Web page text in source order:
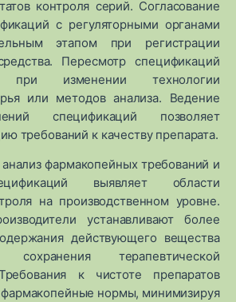
контроля серий. Согласование
с регуляторными органами
этапом при регистрации
Пересмотр спецификаций
при изменении технологии
или методов анализа. Ведение
спецификаций позволяет
требований к качеству препарата.
фармакопейных требований и
выявляет области
на производственном уровне.
устанавливают более
действующего вещества
терапевтической
к чистоте препаратов
нормы, минимизируя